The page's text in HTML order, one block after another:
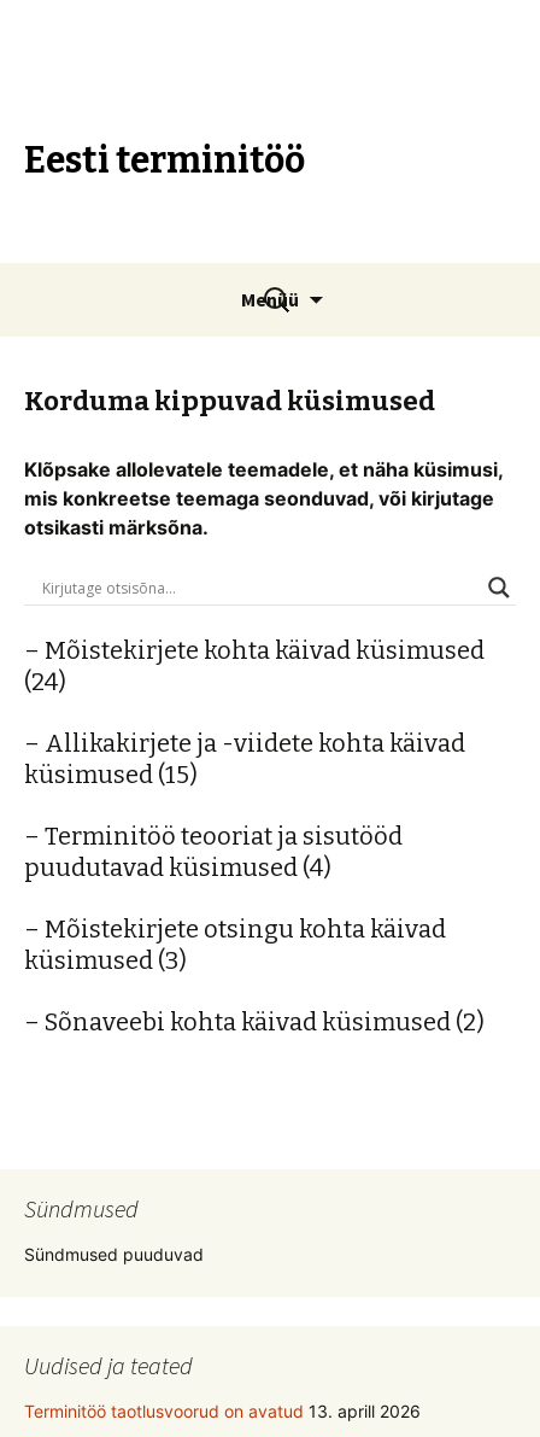
Eesti terminitöö
Menüü
juurde
Otsi:
Korduma kippuvad küsimused
Klõpsake allolevatele teemadele, et näha küsimusi,
mis konkreetse teemaga seonduvad, või kirjutage
otsikasti märksõna.
– Mõistekirjete kohta käivad küsimused
(24)
– Allikakirjete ja -viidete kohta käivad
küsimused (15)
– Terminitöö teooriat ja sisutööd
puudutavad küsimused (4)
– Mõistekirjete otsingu kohta käivad
küsimused (3)
– Sõnaveebi kohta käivad küsimused (2)
Sündmused
Sündmused puuduvad
Uudised ja teated
Terminitöö taotlusvoorud on avatud 13. aprill 2026